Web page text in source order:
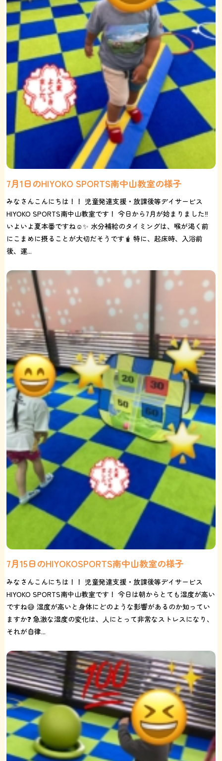
7月1日のHIYOKO SPORTS南中山教室の様子
みなさんこんにちは！！ 児童発達支援・放課後等デイサービス
HIYOKO SPORTS南中山教室です！ 今日から7月が始まりました‼️
いよいよ夏本番ですね☺️✨ 水分補給のタイミングは、喉が渇く前
にこまめに摂ることが大切だそうです🧋 特に、起床時、入浴前
後、運...
7月15日のHIYOKOSPORTS南中山教室の様子
みなさんこんにちは！！ 児童発達支援・放課後等デイサービス
HIYOKO SPORTS南中山教室です！ 今日は朝からとても湿度が高い
ですね😅 湿度が高いと身体にどのような影響があるのか知ってい
ますか❓ 急激な湿度の変化は、人にとって非常なストレスになり、
それが自律...